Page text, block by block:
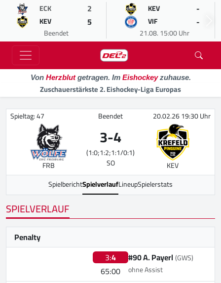
ECK 2
KEV 5
Beendet
KEV -
VIF -
21.08. 15:00 Uhr
Von Herzblutgetragen. Im Eishockeyzuhause.
Zuschauerstärkste 2. Eishockey-Liga Europas
Spieltag: 47 Beendet 20.02.26 19:30 Uhr
FRB
3-4
(1:0;1:2;1:1/0:1)
SO
KEV
SpielberichtSpielverlaufLineupSpielerstats
SPIELVERLAUF
Penalty
3:4
65:00
#90 A. Payerl(GWS)
ohne Assist